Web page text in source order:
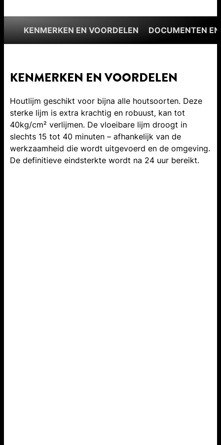
KENMERKEN EN VOORDELEN DOCUMENTEN
KENMERKEN EN VOORDELEN
Houtlijm geschikt voor bijna alle houtsoorten. Deze
sterke lijm is extra krachtig en robuust, kan tot
40kg/cm² verlijmen. De vloeibare lijm droogt in
slechts 15 tot 40 minuten – afhankelijk van de
werkzaamheid die wordt uitgevoerd en de omgeving.
De definitieve eindsterkte wordt na 24 uur bereikt.